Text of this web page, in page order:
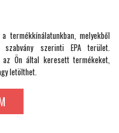
termékkínálatunkban, melyekből
szerinti EPA terület.
az Ön által keresett termékeket,
letölthet.